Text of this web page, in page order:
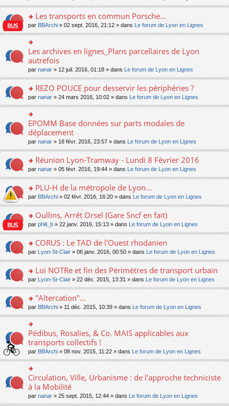
e
nt
u
ré
c
e
nt
n
le
pl
u
s
ré
c
e
nt
e
n
n
le
pl
u
s
e
nt
a
g
e
n
o
lu
le
pl
u
s
c
nt
le
m
e
s
g
e
n
o
lu
le
pl
u
s
ré
e
n
ult
er
le
m
s
a
e
n
o
n
lu
le
pl
u
s
ré
e
o
n
s
ult
er
le
m
e
s
a
e
n
o
n
pl
u
s
ré
e
Les transports en commun Porsche...
par BBArchi » 02 sept. 2016, 21:12 » dans Le forum de Lyon en Lignes
n
ult
er
le
m
e
s
s
a
g
e
n
o
lu
le
pl
u
s
c
e
nt
Les archives en lignes_Plans parcellaires de Lyon
autrefois
par nanar » 12 juil. 2016, 01:18 » dans Le forum de Lyon en Lignes
o
n
s
ult
er
le
m
e
s
a
e
n
o
lu
le
pl
u
s
e
nt
REZO POUCE pour desservir les périphéries ?
par nanar » 24 mars 2016, 10:02 » dans Le forum de Lyon en Lignes
o
n
ult
er
le
m
e
s
a
g
e
n
lu
le
pl
u
ré
c
e
nt
EPOMM Base données sur parts modales de
déplacement
par nanar » 18 févr. 2016, 23:57 » dans Le forum de Lyon en Lignes
o
n
ult
er
le
m
e
a
g
e
n
n
le
pl
u
s
ré
c
e
nt
Réunion Lyon-Tramway - Lundi 8 Février 2016
par nanar » 05 févr. 2016, 19:44 » dans Le forum de Lyon en Lignes
o
n
ult
er
le
m
e
a
g
e
n
n
le
pl
u
s
c
nt
PLU-H de la métropole de Lyon...
par BBArchi » 02 févr. 2016, 16:20 » dans Le forum de Lyon en Lignes
o
n
ult
er
le
m
e
a
g
e
n
o
n
lu
le
pl
u
s
ré
e
Oullins, Arrêt Orsel (Gare Sncf en fait)
par phili_b » 22 janv. 2016, 15:13 » dans Le forum de Lyon en Lignes
o
n
ult
er
le
m
e
s
g
e
n
o
n
lu
le
pl
u
CORUS : Le TAD de l'Ouest rhodanien
par Lyon-St-Clair » 06 janv. 2016, 00:50 » dans Le forum de Lyon en Lignes
o
n
ult
er
le
m
e
s
a
e
n
o
n
Loi NOTRe et fin des Périmètres de transport urbain
par Lyon-St-Clair » 22 déc. 2015, 13:31 » dans Le forum de Lyon en Lignes
o
n
s
ult
er
le
m
e
s
s
a
g
e
"Altercation"...
par BBArchi » 11 déc. 2015, 10:39 » dans Le forum de Lyon en Lignes
o
n
ult
er
le
m
e
s
Pédibus, Rosalies, & Co. MAIS applicables aux
transports collectifs !
par BBArchi » 08 nov. 2015, 11:22 » dans Le forum de Lyon en Lignes
o
n
ult
Circulation, Ville, Urbanisme : de l'approche techniciste
à la Mobilité
par nanar » 25 sept. 2015, 12:44 » dans Le forum de Lyon en Lignes